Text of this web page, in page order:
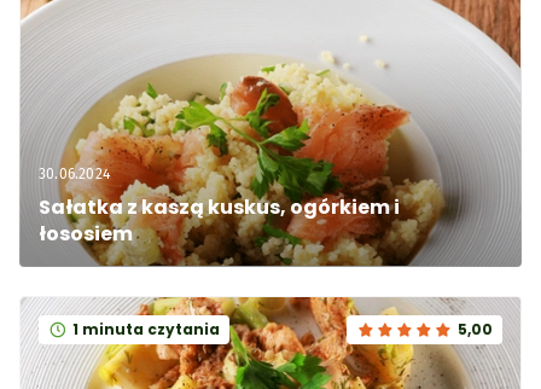
30.06.2024
Sałatka z kaszą kuskus, ogórkiem i
łososiem
1 minuta czytania 5,00